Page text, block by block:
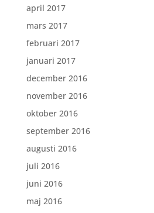
april 2017
mars 2017
februari 2017
januari 2017
december 2016
november 2016
oktober 2016
september 2016
augusti 2016
juli 2016
juni 2016
maj 2016